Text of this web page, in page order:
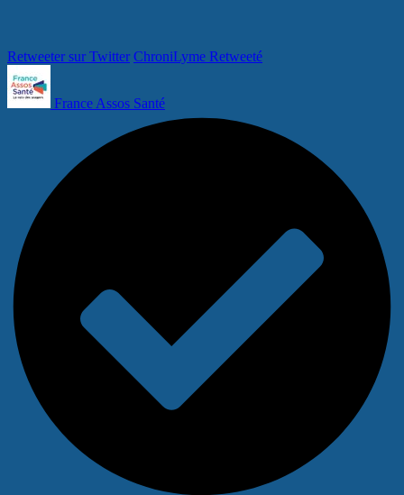
Retweeter sur Twitter ChroniLyme Retweeté
France Assos Santé